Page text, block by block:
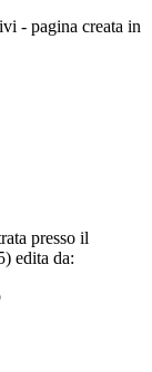
- pagina creata in
presso il
edita da: